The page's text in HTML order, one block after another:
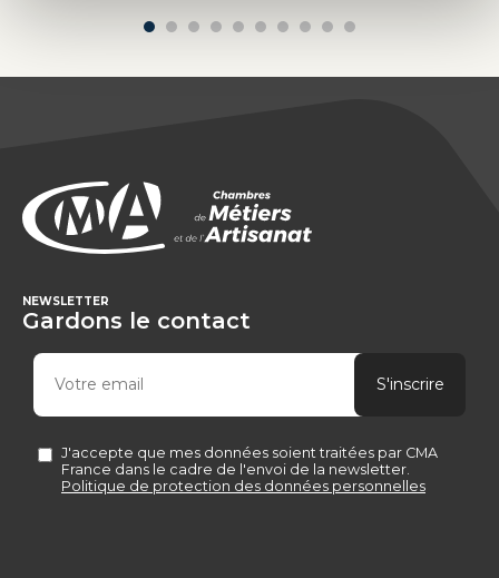
NEWSLETTER
Gardons le contact